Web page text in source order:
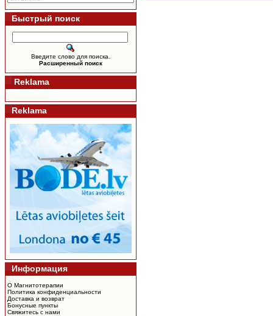
Быстрый поиск
Введите слово для поиска.
Расширенный поиск
Reklama
Reklama
Информация
О Магнитотерапии
Политика конфиденциальности
Доставка и возврат
Бонусные пункты
Свяжитесь с нами